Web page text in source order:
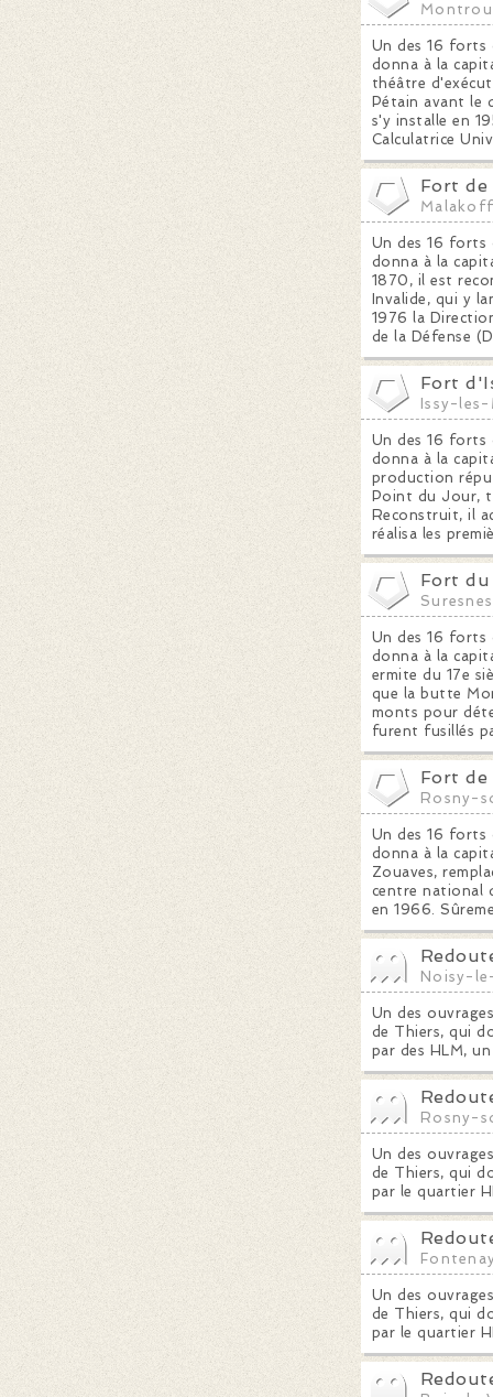
Un des 16 forts
donna à la
théâtre
Pétain avant le
s'y installe en
Calculatrice
Fort de
Un des 16 forts
donna à la
1870, il est
Invalide, qui y
1976 la
de la Défense
Fort
Issy-
Un des 16 forts
donna à la
production
Point du Jour,
Reconstruit, il
réalisa les
Fort
Suresnes
Un des 16 forts
donna à la
ermite du 17e
que la butte
monts pour
furent fusillés
Fort de
Rosny-
Un des 16 forts
donna à la
Zouaves,
centre national
en 1966.
Noisy-
Un des
de Thiers, qui
par des HLM,
Rosny-
Un des
de Thiers, qui
par le quartier
Un des
de Thiers, qui
par le quartier